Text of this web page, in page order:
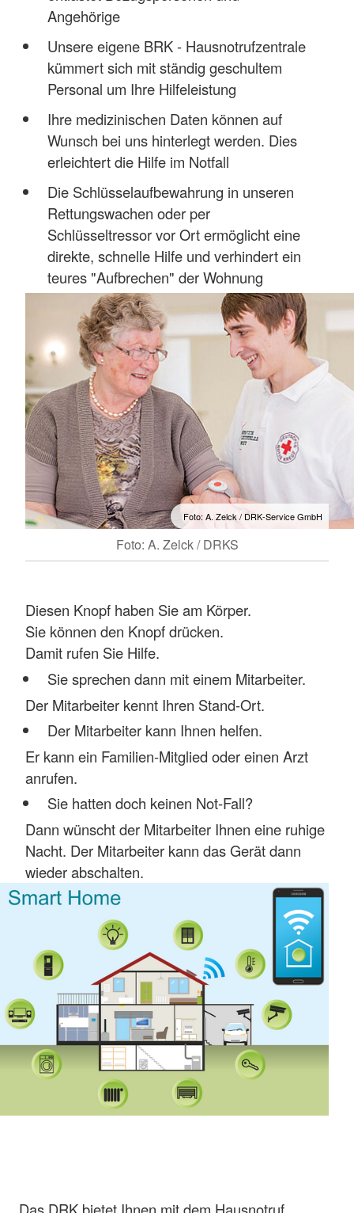
Angehörige
Unsere eigene BRK - Hausnotrufzentrale
kümmert sich mit ständig geschultem
Personal um Ihre Hilfeleistung
Ihre medizinischen Daten können auf
Wunsch bei uns hinterlegt werden. Dies
erleichtert die Hilfe im Notfall
Die Schlüsselaufbewahrung in unseren
Rettungswachen oder per
Schlüsseltressor vor Ort ermöglicht eine
direkte, schnelle Hilfe und verhindert ein
teures "Aufbrechen" der Wohnung
Foto: A. Zelck / DRK-Service GmbH
Foto: A. Zelck / DRKS
Diesen Knopf haben Sie am Körper.
Sie können den Knopf drücken.
Damit rufen Sie Hilfe.
Sie sprechen dann mit einem Mitarbeiter.
Der Mitarbeiter kennt Ihren Stand-Ort.
Der Mitarbeiter kann Ihnen helfen.
Er kann ein Familien-Mitglied oder einen Arzt
anrufen.
Sie hatten doch keinen Not-Fall?
Dann wünscht der Mitarbeiter Ihnen eine ruhige
Nacht. Der Mitarbeiter kann das Gerät dann
wieder abschalten.